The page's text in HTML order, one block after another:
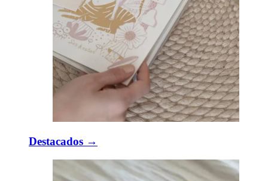
Destacados →